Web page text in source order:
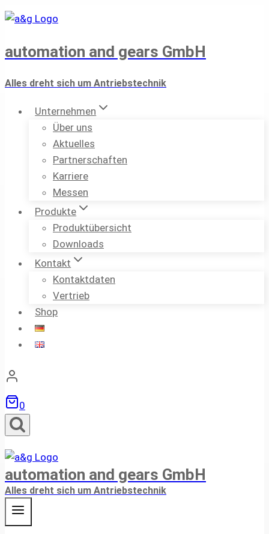
Zum
springen
automation and gears GmbH
Alles dreht sich um Antriebstechnik
Unternehmen
Über uns
Aktuelles
Partnerschaften
Karriere
Messen
Produkte
Produktübersicht
Downloads
Kontakt
Kontaktdaten
Vertrieb
Shop
0
automation and gears GmbH
Alles dreht sich um Antriebstechnik